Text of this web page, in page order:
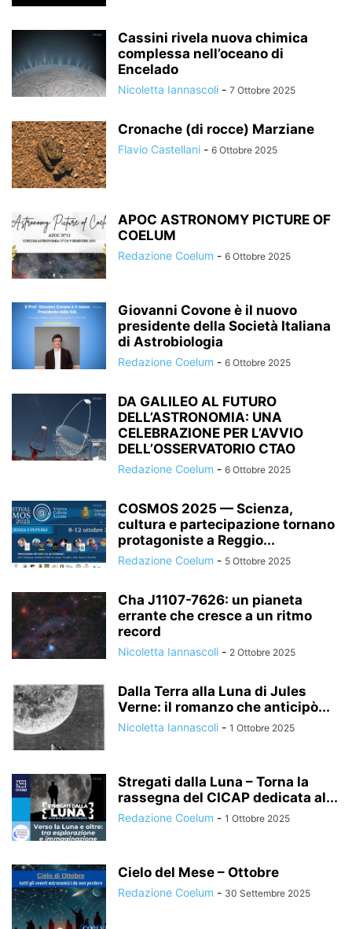
Cassini rivela nuova chimica
complessa nell’oceano di
Encelado
Nicoletta Iannascoli - 7 Ottobre 2025
Cronache (di rocce) Marziane
Flavio Castellani - 6 Ottobre 2025
APOC ASTRONOMY PICTURE OF
COELUM
Redazione Coelum - 6 Ottobre 2025
Giovanni Covone è il nuovo
presidente della Società Italiana
di Astrobiologia
Redazione Coelum - 6 Ottobre 2025
DA GALILEO AL FUTURO
DELL’ASTRONOMIA: UNA
CELEBRAZIONE PER L’AVVIO
DELL’OSSERVATORIO CTAO
Redazione Coelum - 6 Ottobre 2025
COSMOS 2025 — Scienza,
cultura e partecipazione tornano
protagoniste a Reggio...
Redazione Coelum - 5 Ottobre 2025
Cha J1107-7626: un pianeta
errante che cresce a un ritmo
record
Nicoletta Iannascoli - 2 Ottobre 2025
Dalla Terra alla Luna di Jules
Verne: il romanzo che anticipò...
Nicoletta Iannascoli - 1 Ottobre 2025
Stregati dalla Luna – Torna la
rassegna del CICAP dedicata al...
Redazione Coelum - 1 Ottobre 2025
Cielo del Mese – Ottobre
Redazione Coelum - 30 Settembre 2025